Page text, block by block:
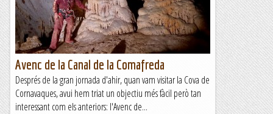
Avenc de la Canal de la Comafreda
Després de la gran jornada d'ahir, quan vam visitar la Cova de
Cornavaques, avui hem triat un objectiu més fàcil però tan
interessant com els anteriors: l'Avenc de...